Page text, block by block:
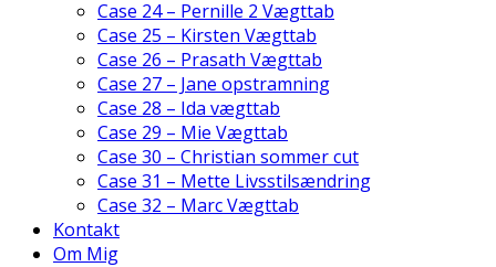
Case 24 – Pernille 2 Vægttab
Case 25 – Kirsten Vægttab
Case 26 – Prasath Vægttab
Case 27 – Jane opstramning
Case 28 – Ida vægttab
Case 29 – Mie Vægttab
Case 30 – Christian sommer cut
Case 31 – Mette Livsstilsændring
Case 32 – Marc Vægttab
Kontakt
Om Mig